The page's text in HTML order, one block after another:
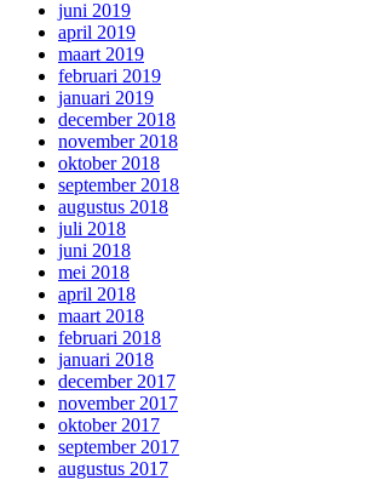
juni 2019
april 2019
maart 2019
februari 2019
januari 2019
december 2018
november 2018
oktober 2018
september 2018
augustus 2018
juli 2018
juni 2018
mei 2018
april 2018
maart 2018
februari 2018
januari 2018
december 2017
november 2017
oktober 2017
september 2017
augustus 2017